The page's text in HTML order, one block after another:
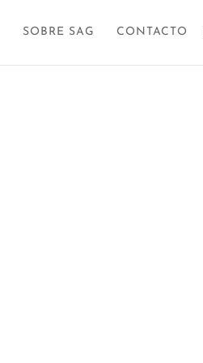
SOBRE SAG CONTACTO